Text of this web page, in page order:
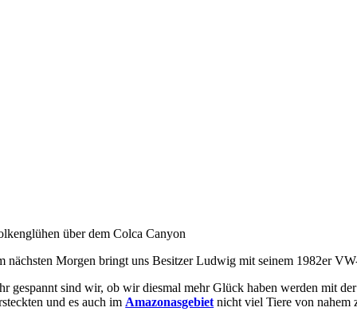
über dem Colca Canyon
nächsten Morgen bringt uns Besitzer Ludwig mit seinem 1982er
gespannt sind wir, ob wir diesmal mehr Glück haben werden mit
und es auch im Amazonasgebiet nicht viel Tiere von nahem